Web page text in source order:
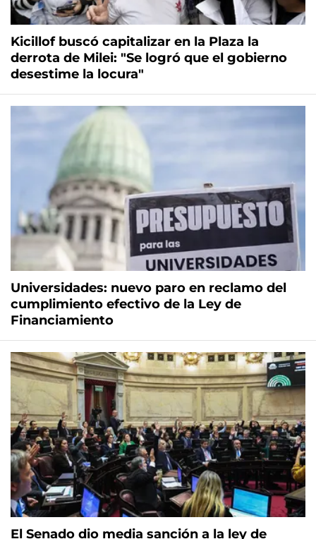
Kicillof buscó capitalizar en la Plaza la
derrota de Milei: "Se logró que el gobierno
desestime la locura"
Universidades: nuevo paro en reclamo del
cumplimiento efectivo de la Ley de
Financiamiento
El Senado dio media sanción a la ley de